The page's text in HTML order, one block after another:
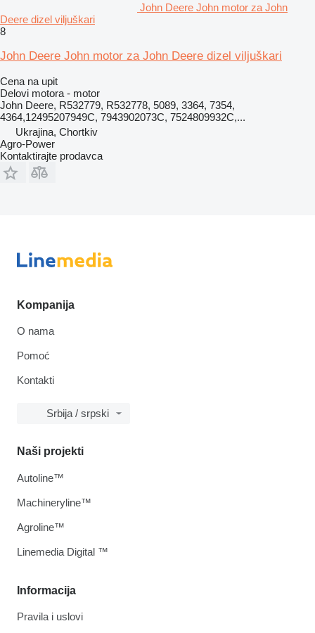
John Deere John motor za John
Deere dizel viljuškari
8
John Deere John motor za John Deere dizel viljuškari
Cena na upit
Delovi motora - motor
John Deere, R532779, R532778, 5089, 3364, 7354,
4364,12495207949C, 7943902073C, 7524809932C,...
Ukrajina, Chortkiv
Agro-Power
Kontaktirajte prodavca
Kompanija
O nama
Pomoć
Kontakti
Srbija / srpski
Informacija
Pravila i uslovi
Naši projekti
Autoline™
Machineryline™
Agroline™
Linemedia Digital ™